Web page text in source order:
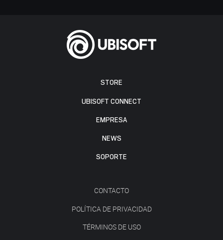
STORE
UBISOFT CONNECT
EMPRESA
NEWS
SOPORTE
CONTACTO
POLÍTICA DE PRIVACIDAD
TÉRMINOS DE USO